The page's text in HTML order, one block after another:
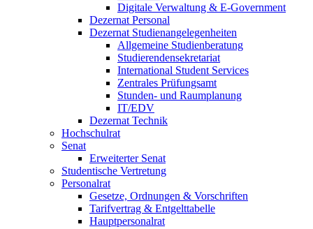
Digitale Verwaltung & E-Government
Dezernat Personal
Dezernat Studienangelegenheiten
Allgemeine Studienberatung
Studierendensekretariat
International Student Services
Zentrales Prüfungsamt
Stunden- und Raumplanung
IT/EDV
Dezernat Technik
Hochschulrat
Senat
Erweiterter Senat
Studentische Vertretung
Personalrat
Gesetze, Ordnungen & Vorschriften
Tarifvertrag & Entgelttabelle
Hauptpersonalrat